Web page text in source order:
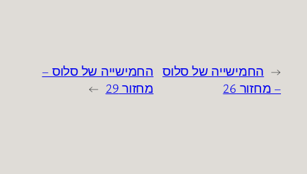
← החמישייה של סלוס
– מחזור 26
החמישייה של סלוס –
מחזור 29
→